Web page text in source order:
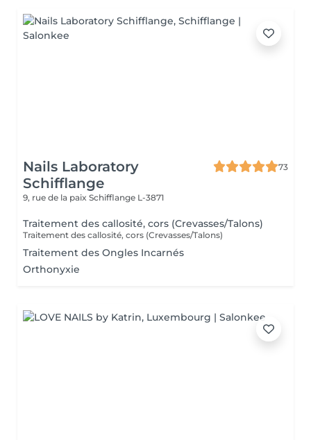
Nails Laboratory
Schifflange
73
9, rue de la paix Schifflange L-3871
Traitement des callosité, cors (Crevasses/Talons)
Traitement des callosité, cors (Crevasses/Talons)
Traitement des Ongles Incarnés
Orthonyxie